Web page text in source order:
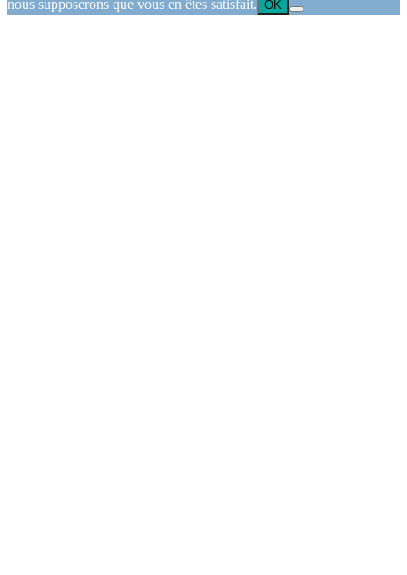
nous supposerons que vous en êtes satisfait. OK